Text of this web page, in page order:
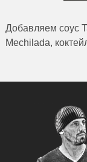
Добавляем соус
Mechilada,